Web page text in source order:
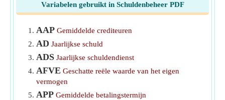
Senior schuldratio
Variabelen gebruikt in Schuldenbeheer PDF
AAP Gemiddelde crediteuren
AD Jaarlijkse schuld
ADS Jaarlijkse schuldendienst
AFVE Geschatte reële waarde van het eigen
vermogen
APP Gemiddelde betalingstermijn